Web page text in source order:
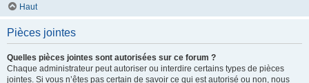
Haut
Pièces jointes
Quelles pièces jointes sont autorisées sur ce forum ?
Chaque administrateur peut autoriser ou interdire certains types de pièces
jointes. Si vous n’êtes pas certain de savoir ce qui est autorisé ou non, nous